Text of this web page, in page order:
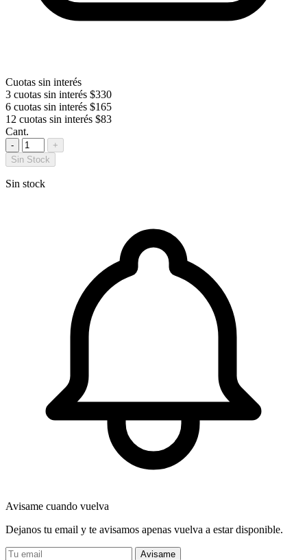
Cuotas sin interés
3 cuotas sin interés $330
6 cuotas sin interés $165
12 cuotas sin interés $83
Cant.
-
+
Sin Stock
Sin stock
Avisame cuando vuelva
Dejanos tu email y te avisamos apenas vuelva a estar disponible.
Avisame